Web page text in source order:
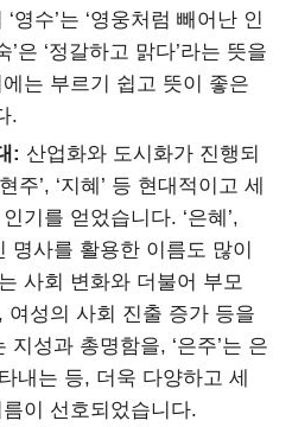
영수’는 ‘영웅처럼 빼어난 인
’은 ‘정갈하고 맑다’라는 뜻을
는 부르기 쉽고 뜻이 좋은
.
: 산업화와 도시화가 진행되
현주’, ‘지혜’ 등 현대적이고 세
기를 얻었습니다. ‘은혜’,
명사를 활용한 이름도 많이
사회 변화와 더불어 부모
여성의 사회 진출 증가 등을
지성과 총명함을, ‘은주’는 은
내는 등, 더욱 다양하고 세
이 선호되었습니다.